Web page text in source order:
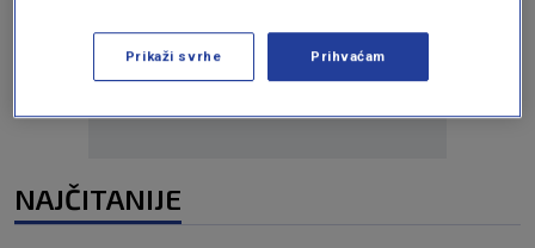
NAJČITANIJE
Prikaži svrhe Prihvaćam